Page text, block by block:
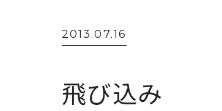
2013.07.16
飛び込み